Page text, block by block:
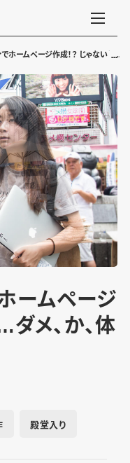
ホームページ作成！？ じゃないと…ダ
ームページ
メ、か、体
殿堂入り